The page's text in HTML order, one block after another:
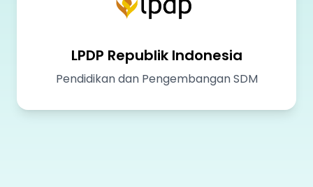
LPDP Republik Indonesia
Pendidikan dan Pengembangan SDM